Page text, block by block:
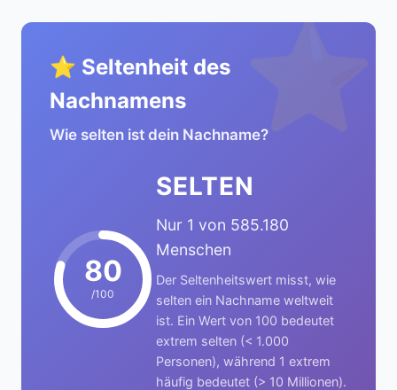
⭐
⭐ Seltenheit des
Nachnamens
Wie selten ist dein Nachname?
80
/100
SELTEN
Nur 1 von 585.180
Menschen
Der Seltenheitswert misst, wie
selten ein Nachname weltweit
ist. Ein Wert von 100 bedeutet
extrem selten (< 1.000
Personen), während 1 extrem
häufig bedeutet (> 10 Millionen).